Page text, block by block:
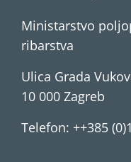
Ministarstvo
ribarstva
Ulica Grada
10 000 Zagreb
Telefon: ++385